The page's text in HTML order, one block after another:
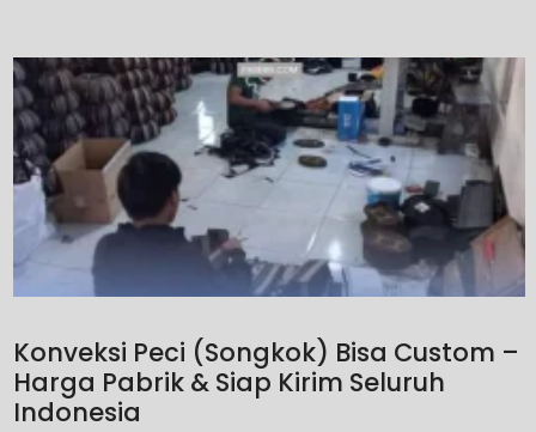
Konveksi Peci (Songkok) Bisa Custom –
Harga Pabrik & Siap Kirim Seluruh
Indonesia